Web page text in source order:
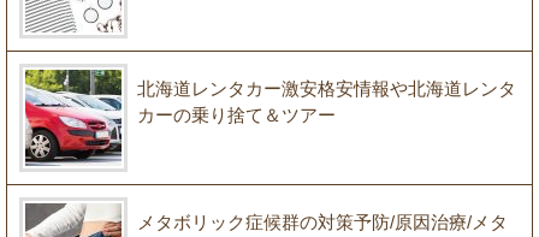
北海道レンタカー激安格安情報や北海道レンタ
カーの乗り捨て＆ツアー
メタボリック症候群の対策予防/原因治療/メタ